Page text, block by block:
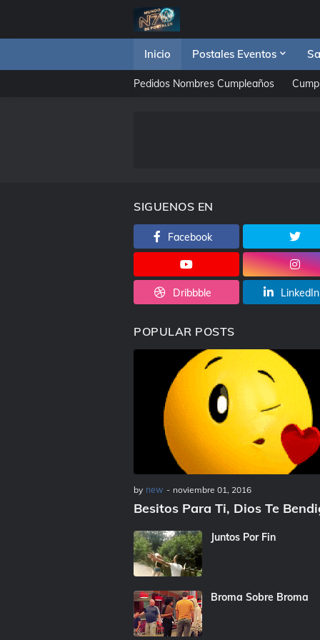
Inicio Postales Eventos
Pedidos Nombres Cumpleaños
SIGUENOS EN
Facebook
Dribbble LinkedIn
POPULAR POSTS
by new - noviembre 01, 2016
Besitos Para Ti, Dios Te
Juntos Por Fin
Broma Sobre Broma